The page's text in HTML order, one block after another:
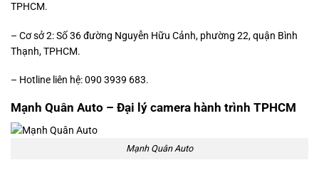
TPHCM.
– Cơ sở 2: Số 36 đường Nguyễn Hữu Cảnh, phường 22, quận Bình
Thạnh, TPHCM.
– Hotline liên hệ: 090 3939 683.
Mạnh Quân Auto – Đại lý camera hành trình TPHCM
Mạnh Quân Auto